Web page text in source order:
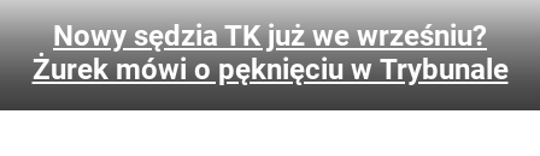
Nowy sędzia TK już we wrześniu?
Żurek mówi o pęknięciu w Trybunale
Mateusz Morawiecki i jego otoczenie z oczywistych